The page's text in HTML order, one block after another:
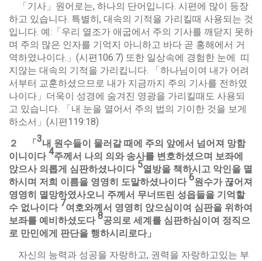
「기사」원어로는, 하나의 단어입니다. 시편에 많이 등장
하고 있습니다. 특별히, 대속의 기적을 가리킬때 사용되는 것
입니다. 예:「우리 열조가 애굽에서 주의 기사를 깨닫지 못하
며 주의 많은 인자를 기억지 아니하고 바다 곧 홍해에서 거
역하였나이다.」(시편106:7) 또한 일상속에 경험한 눈에 띠
지않는 대속의 기적을 가리킵니다. 「하나님이여 내가 어려
서부터 교훈하셨으므로 내가 지금까지 주의 기사를 전하였
나이다」더욱이 성경에 숨겨진 영광을 가리킬때도 사용되
고 있습니다. 「내 눈을 열어서 주의 법의 기이한 것을 보게
하소서」(시편119:18)
２
「3내 원수들이 물러갈 때에 주의 앞에서 넘어져 망함
이니이다 4주께서 나의 의와 송사를 변호하셨으며 보좌에
앉으사 의롭게 심판하셨나이다 5열방을 책하시고 악인을 멸
하시며 저희 이름을 영영히 도말하셨나이다 6원수가 끊어져
영영히 멸망하였사오니 주께서 무너뜨린 성읍들을 기억할
수 없나이다 7여호와께서 영영히 앉으심이여 심판을 위하여
보좌를 예비하셨도다 8공의로 세계를 심판하심이여 정직으
로 만민에게 판단을 행하시리로다」
자신의 능력과 성공을 자랑하고, 권력을 자랑하고있는 부